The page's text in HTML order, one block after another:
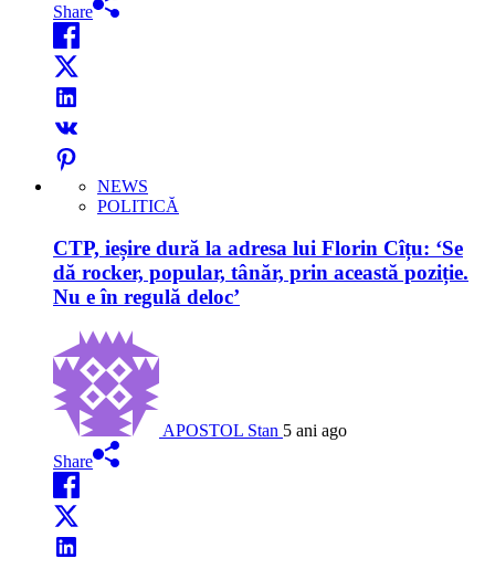
Share
NEWS
POLITICĂ
CTP, ieșire dură la adresa lui Florin Cîțu: ‘Se
dă rocker, popular, tânăr, prin această poziție.
Nu e în regulă deloc’
APOSTOL Stan 5 ani ago
Share